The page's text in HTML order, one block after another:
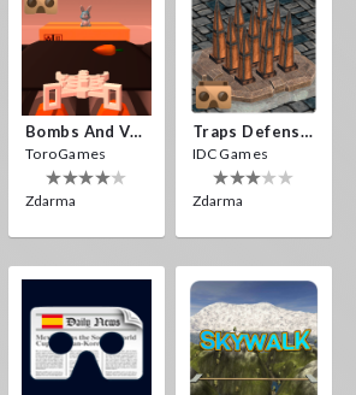
Bombs And Veggies
ToroGames
Zdarma
Traps Defense VR
IDC Games
Zdarma